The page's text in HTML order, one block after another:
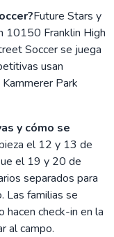
Future Stars y
10150 Franklin High
Soccer se juega
usan
Park
y cómo se
el 12 y 13 de
el 19 y 20 de
separados para
Las familias se
hacen check-in en la
al campo.